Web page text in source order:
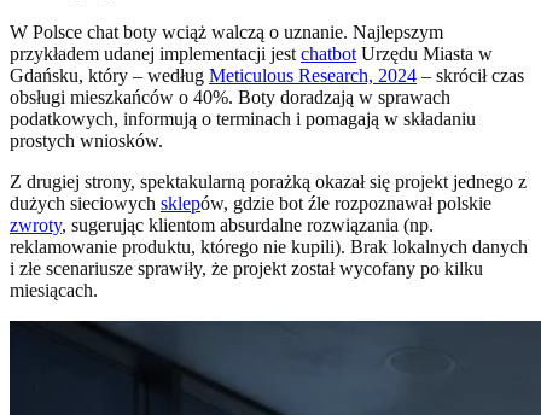
W Polsce chat boty wciąż walczą o uznanie. Najlepszym
przykładem udanej implementacji jest chatbot Urzędu Miasta w
Gdańsku, który – według Meticulous Research, 2024 – skrócił czas
obsługi mieszkańców o 40%. Boty doradzają w sprawach
podatkowych, informują o terminach i pomagają w składaniu
prostych wniosków.
Z drugiej strony, spektakularną porażką okazał się projekt jednego z
dużych sieciowych sklepów, gdzie bot źle rozpoznawał polskie
zwroty, sugerując klientom absurdalne rozwiązania (np.
reklamowanie produktu, którego nie kupili). Brak lokalnych danych
i złe scenariusze sprawiły, że projekt został wycofany po kilku
miesiącach.